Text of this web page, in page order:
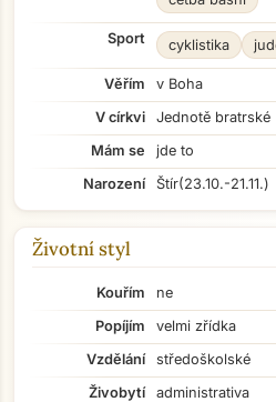
Sport cyklistika
Věřím
v Boha
V církvi
Jednotě bratrské
Mám se
jde to
Narození
Štír(23.10.-21.11.)
Životní styl
Kouřím
ne
Popíjím
velmi zřídka
Vzdělání
středoškolské
Živobytí
administrativa